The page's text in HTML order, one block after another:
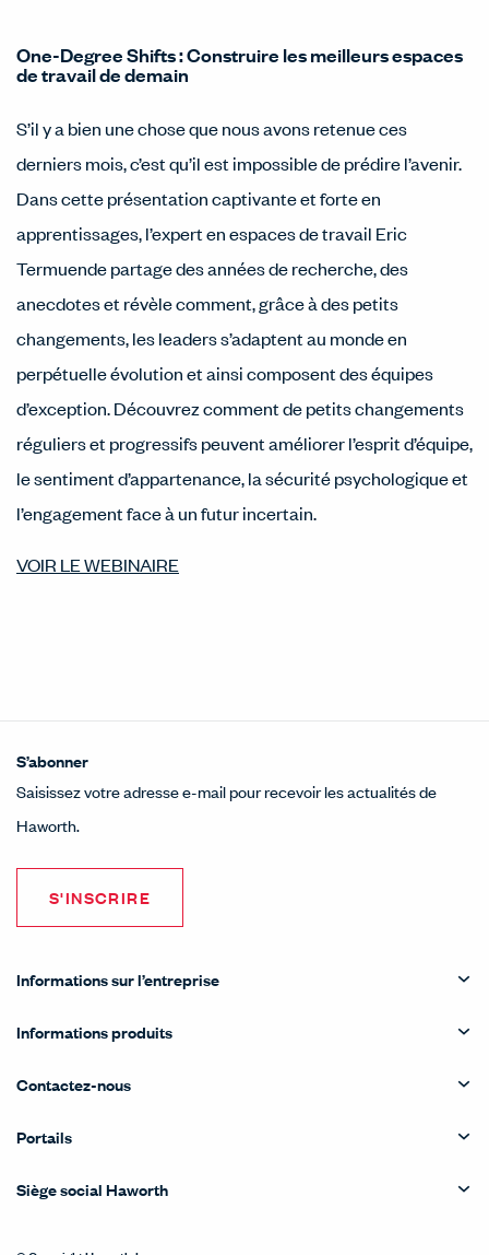
One-Degree Shifts : Construire les meilleurs espaces
de travail de demain
S’il y a bien une chose que nous avons retenue ces
derniers mois, c’est qu’il est impossible de prédire l’avenir.
Dans cette présentation captivante et forte en
apprentissages, l’expert en espaces de travail Eric
Termuende partage des années de recherche, des
anecdotes et révèle comment, grâce à des petits
changements, les leaders s’adaptent au monde en
perpétuelle évolution et ainsi composent des équipes
d’exception. Découvrez comment de petits changements
réguliers et progressifs peuvent améliorer l’esprit d’équipe,
le sentiment d’appartenance, la sécurité psychologique et
l’engagement face à un futur incertain.
VOIR LE WEBINAIRE
S’abonner
Saisissez votre adresse e-mail pour recevoir les actualités de
Haworth.
S'INSCRIRE
Informations sur l’entreprise
Informations produits
Contactez-nous
Portails
Siège social Haworth